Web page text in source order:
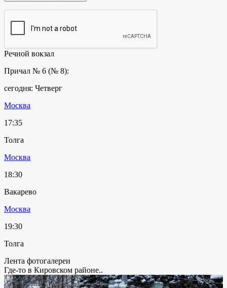
Речной вокзал
Причал № 6 (№ 8):
сегодня: Четверг
Москва
17:35
Толга
Москва
18:30
Вакарево
Москва
19:30
Толга
Лента фотогалереи
Где-то в Кировском районе..